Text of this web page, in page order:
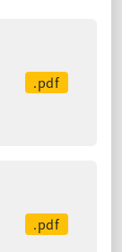
.pdf
.pdf